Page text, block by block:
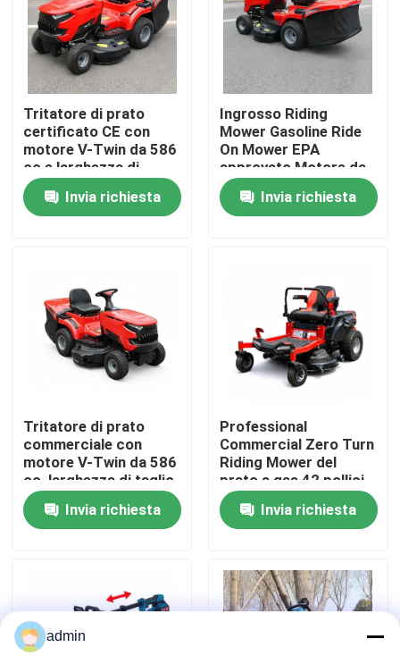
Casa.
Prodotti
Su di noi
display di fabbrica
Contattaci
Chiedi un preventivo
Motosega della benzina
Mini Chainsaw tenuto in mano
motosega elettrica
Tritatore di prato
certificato CE con
motore V-Twin da 586
cc e larghezza di
taglio di 40,2 pollici
con catturatore di
erba da 245 litri
Invia richiesta
Ingrosso Riding
Mower Gasoline Ride
On Mower EPA
approvato Motore da
420cc 38" Larghezza
di taglio Tractor per
prato OEM supporto
Invia richiesta
Tritatore di prato
commerciale con
motore V-Twin da 586
cc, larghezza di taglio
102 cm e raccolta di
erba da 245 litri
Invia richiesta
Professional
Commercial Zero Turn
Riding Mower del
prato a gas 42 pollici
ZTR Mower
Invia richiesta
admin